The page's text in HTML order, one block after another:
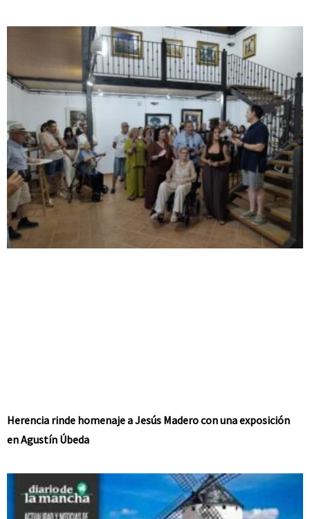
Herencia rinde homenaje a Jesús Madero con una exposición
en Agustín Úbeda